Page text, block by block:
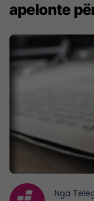
apelonte
Nga